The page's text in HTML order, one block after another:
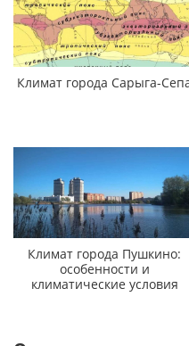
Климат города Сарыга-
Климат города Пушкино:
особенности и
климатические условия